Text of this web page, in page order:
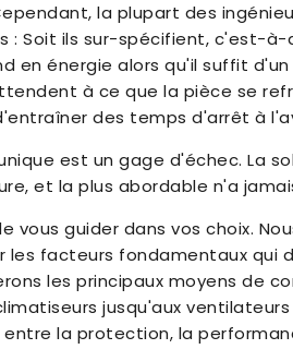
la plupart des
: Soit ils sur-spécifient, c'est-
en énergie alors qu'il suffit
à ce que la pièce se
des temps d'arrêt à
est un gage d'échec. La
et la plus abordable n'a
vous guider dans vos choix.
les facteurs fondamentaux qui
les principaux moyens de
jusqu'aux
entre la protection, la